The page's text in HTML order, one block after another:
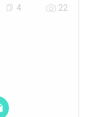
4 22